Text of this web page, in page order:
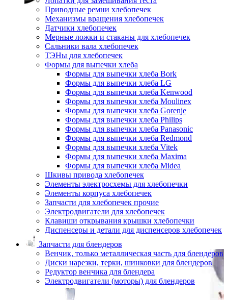
Приводные ремни хлебопечек
Механизмы вращения хлебопечек
Датчики хлебопечек
Мерные ложки и стаканы для хлебопечек
Сальники вала хлебопечек
ТЭНы для хлебопечек
Формы для выпечки хлеба
Формы для выпечки хлеба Bork
Формы для выпечки хлеба LG
Формы для выпечки хлеба Kenwood
Формы для выпечки хлеба Moulinex
Формы для выпечки хлеба Gorenje
Формы для выпечки хлеба Philips
Формы для выпечки хлеба Panasonic
Формы для выпечки хлеба Redmond
Формы для выпечки хлеба Vitek
Формы для выпечки хлеба Maxima
Формы для выпечки хлеба Midea
Шкивы привода хлебопечек
Элементы электросхемы для хлебопечки
Элементы корпуса хлебопечек
Запчасти для хлебопечек прочие
Электродвигатели для хлебопечек
Клавиши открывания крышки хлебопечки
Диспенсеры и детали для диспенсеров хлебопечек
Запчасти для блендеров
Венчик, только металлическая часть для блендеров
Диски нарезки, терки, шинковки для блендеров
Редуктор венчика для блендера
Электродвигатели (моторы) для блендеров